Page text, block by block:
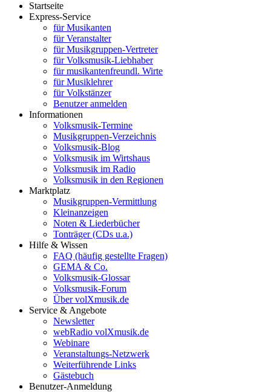
Startseite
Express-Service
für Musikanten
für Veranstalter
für Musikgruppen-Vertreter
für Volksmusik-Liebhaber
für musikantenfreundl. Wirte
für Musiklehrer
für Volkstänzer
Benutzer anmelden
Informationen
Volksmusik-Termine
Musikgruppen-Verzeichnis
Volksmusik-Blog
Volksmusik im Wirtshaus
Volksmusik im Radio
Volksmusik in den Regionen
Marktplatz
Musikgruppen-Vermittlung
Kleinanzeigen
Noten & Liederbücher
Tonträger (CDs u.a.)
Hilfe & Wissen
FAQ (häufig gestellte Fragen)
GEMA & Co.
Volksmusik-Glossar
Volksmusik-Forum
Über volXmusik.de
Service & Angebote
Newsletter
webRadio volXmusik.de
Webinare
Veranstaltungs-Netzwerk
Weiterführende Links
Gästebuch
Benutzer-Anmeldung